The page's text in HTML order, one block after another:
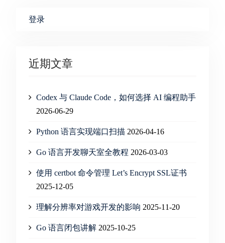
登录
近期文章
Codex 与 Claude Code，如何选择 AI 编程助手
2026-06-29
Python 语言实现端口扫描 2026-04-16
Go 语言开发聊天室全教程 2026-03-03
使用 certbot 命令管理 Let’s Encrypt SSL证书
2025-12-05
理解分辨率对游戏开发的影响 2025-11-20
Go 语言闭包讲解 2025-10-25